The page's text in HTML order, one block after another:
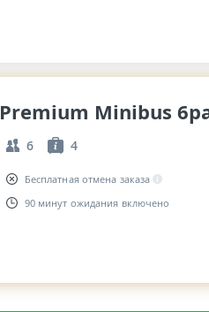
Premium Minibus
6 4
Бесплатная отмена заказа
90 минут ожидания включено